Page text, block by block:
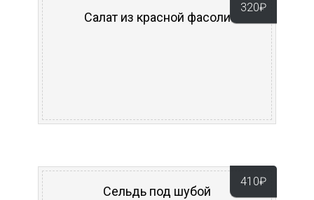
320₽
Салат из красной фасоли
410₽
Сельдь под шубой